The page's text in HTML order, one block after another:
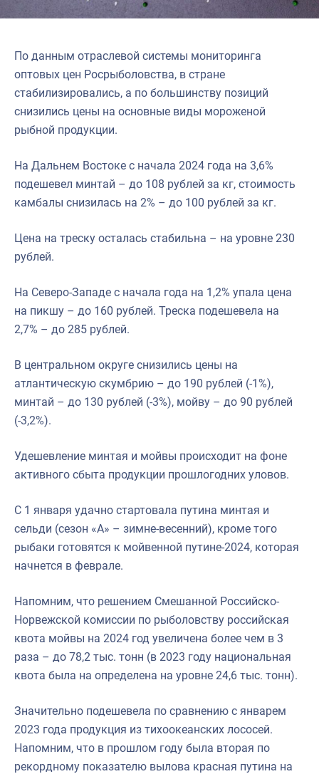
По данным отраслевой системы мониторинга
оптовых цен Росрыболовства, в стране
стабилизировались, а по большинству позиций
снизились цены на основные виды мороженой
рыбной продукции.
На Дальнем Востоке с начала 2024 года на 3,6%
подешевел минтай – до 108 рублей за кг, стоимость
камбалы снизилась на 2% – до 100 рублей за кг.
Цена на треску осталась стабильна – на уровне 230
рублей.
На Северо-Западе с начала года на 1,2% упала цена
на пикшу – до 160 рублей. Треска подешевела на
2,7% – до 285 рублей.
В центральном округе снизились цены на
атлантическую скумбрию – до 190 рублей (-1%),
минтай – до 130 рублей (-3%), мойву – до 90 рублей
(-3,2%).
Удешевление минтая и мойвы происходит на фоне
активного сбыта продукции прошлогодних уловов.
С 1 января удачно стартовала путина минтая и
сельди (сезон «А» – зимне-весенний), кроме того
рыбаки готовятся к мойвенной путине-2024, которая
начнется в феврале.
Напомним, что решением Смешанной Российско-
Норвежской комиссии по рыболовству российская
квота мойвы на 2024 год увеличена более чем в 3
раза – до 78,2 тыс. тонн (в 2023 году национальная
квота была на определена на уровне 24,6 тыс. тонн).
Значительно подешевела по сравнению с январем
2023 года продукция из тихоокеанских лососей.
Напомним, что в прошлом году была вторая по
рекордному показателю вылова красная путина на